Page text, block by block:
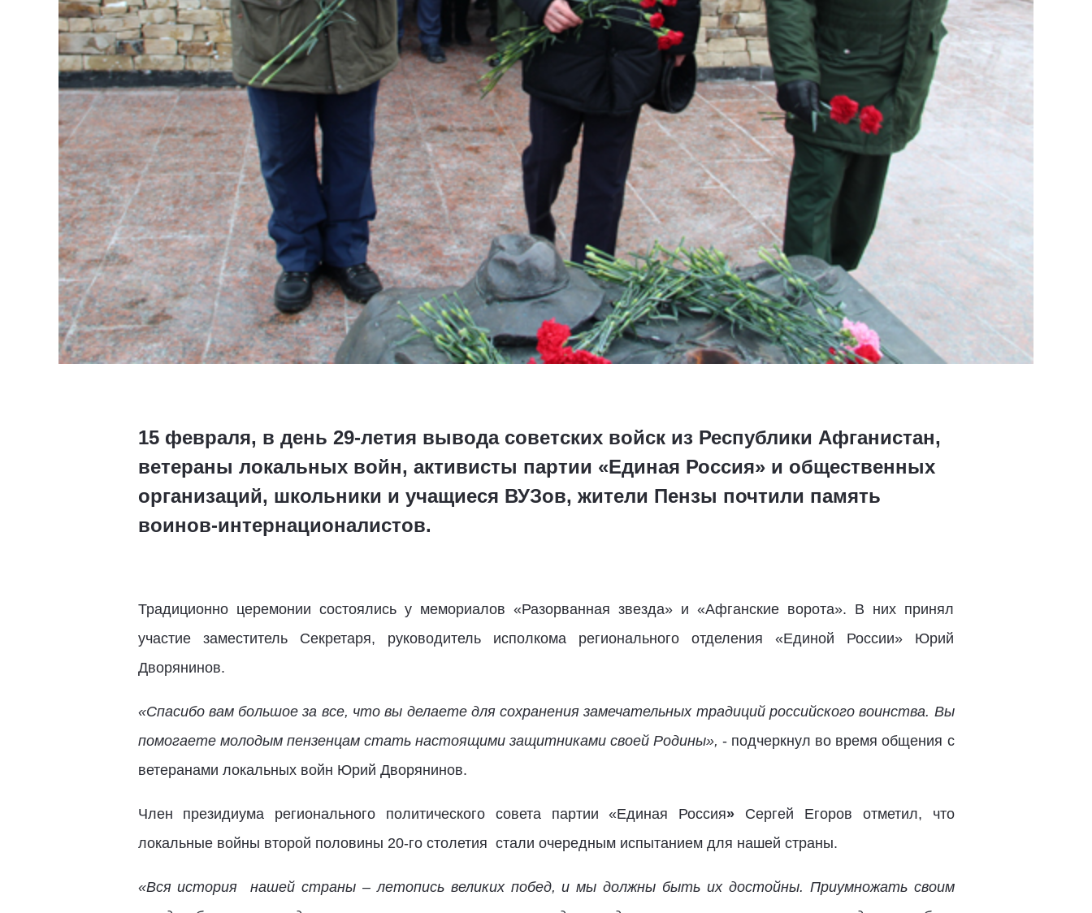
15 февраля, в день 29-летия вывода советских войск из Республики Афганистан,
ветераны локальных войн, активисты партии «Единая Россия» и общественных
организаций, школьники и учащиеся ВУЗов, жители Пензы почтили память
воинов-интернационалистов.
Традиционно церемонии состоялись у мемориалов «Разорванная звезда» и «Афганские ворота». В них принял
участие заместитель Секретаря, руководитель исполкома регионального отделения «Единой России» Юрий
Дворянинов.
«Спасибо вам большое за все, что вы делаете для сохранения замечательных традиций российского воинства. Вы
помогаете молодым пензенцам стать настоящими защитниками своей Родины», - подчеркнул во время общения с
ветеранами локальных войн Юрий Дворянинов.
Член президиума регионального политического совета партии «Единая Россия» Сергей Егоров отметил, что
локальные войны второй половины 20-го столетия стали очередным испытанием для нашей страны.
«Вся история нашей страны – летопись великих побед, и мы должны быть их достойны. Приумножать своим